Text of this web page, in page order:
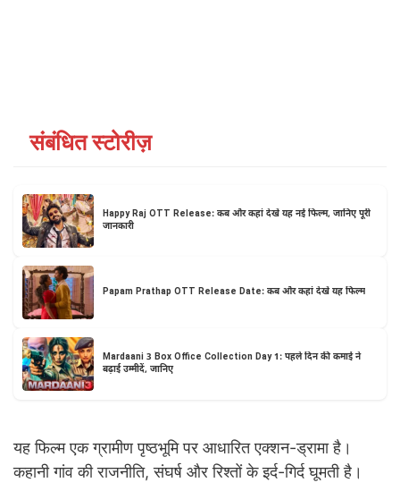
संबंधित स्टोरीज़
Happy Raj OTT Release: कब और कहां देखें यह नई फिल्म, जानिए पूरी
जानकारी
Papam Prathap OTT Release Date: कब और कहां देखें यह फिल्म
Mardaani 3 Box Office Collection Day 1: पहले दिन की कमाई ने
बढ़ाई उम्मीदें, जानिए
यह फिल्म एक ग्रामीण पृष्ठभूमि पर आधारित एक्शन-ड्रामा है।
कहानी गांव की राजनीति, संघर्ष और रिश्तों के इर्द-गिर्द घूमती है।